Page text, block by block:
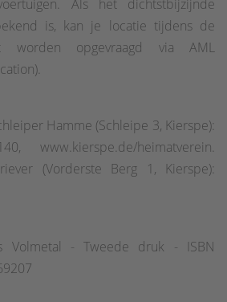
stijgen, hebben we een prachtig
bospad. Na een tijdje komen we
rechtdoor gaan, nu weer op een
voordat we via bospaden en
langzaam terugkeren naar het
in de richting van Kierspe
voordat het ons, nadat we de
Berg" zijn overgestoken, naar
Als het dichtstbijzijnde
is, kan je locatie tijdens de
worden opgevraagd via AML
Hamme (Schleipe 3, Kierspe):
www.kierspe.de/heimatverein.
(Vorderste Berg 1, Kierspe):
Volmetal - Tweede druk - ISBN